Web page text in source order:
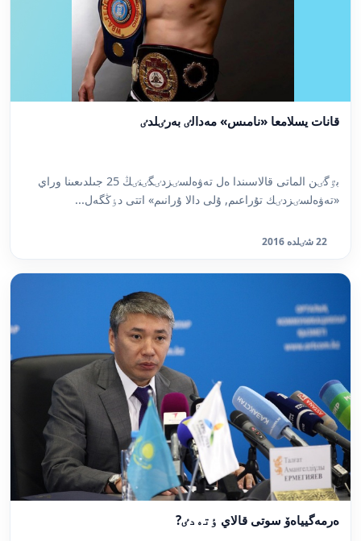
قانات يسلامعا «نامىس» مەدالٸ بەرٸلدٸ
بٷگٸن الماتى قالاسىندا ەل تەۋەلسٸزدٸگٸنٸڭ 25 جىلدىعىنا وراي
«تەۋەلسٸزدٸك تۇراعىم, ۇلى دالا ۇرانىم» اتتى دٶڭگەل...
22 شٸلدە 2016
ەرمەگيياەۆ سوتى قالاي ٶتەدٸ?